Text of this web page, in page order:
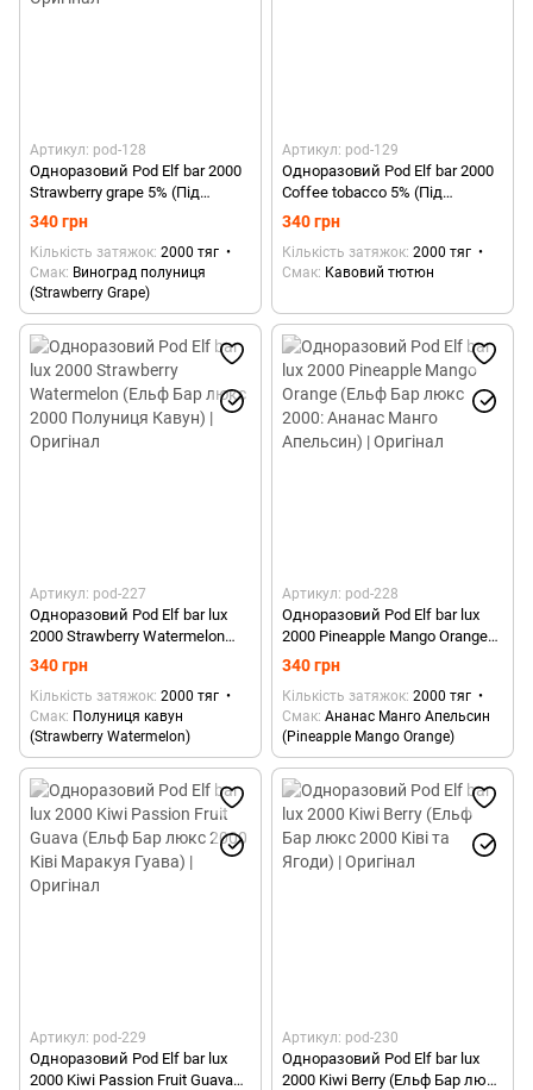
Артикул: pod-128
Одноразовий Pod Elf bar 2000
Strawberry grape 5% (Під
система Ельф Бар Виноград
полуниця) | Оригінал
340 грн
Кількість затяжок 2000 тяг
Смак Виноград полуниця
(Strawberry Grape)
Артикул: pod-129
Одноразовий Pod Elf bar 2000
Coffee tobacco 5% (Під
система Ельф Бар Кава
тютюн) | Оригінал
340 грн
Кількість затяжок 2000 тяг
Смак Кавовий тютюн
Артикул: pod-227
Одноразовий Pod Elf bar lux
2000 Strawberry Watermelon
(Ельф Бар люкс 2000
Полуниця Кавун) | Оригінал
340 грн
Кількість затяжок 2000 тяг
Смак Полуниця кавун
(Strawberry Watermelon)
Артикул: pod-228
Одноразовий Pod Elf bar lux
2000 Pineapple Mango Orange
(Ельф Бар люкс 2000: Ананас
Манго Апельсин) | Оригінал
340 грн
Кількість затяжок 2000 тяг
Смак Ананас Манго Апельсин
(Pineapple Mango Orange)
Артикул: pod-229
Одноразовий Pod Elf bar lux
2000 Kiwi Passion Fruit Guava
Артикул: pod-230
Одноразовий Pod Elf bar lux
2000 Kiwi Berry (Ельф Бар люкс